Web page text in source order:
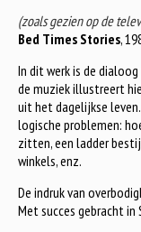
(zoals gezien op de
Bed Times Stories,
In dit werk is de
de muziek illustreert
uit het dagelijkse
logische problemen:
zitten, een ladder
winkels, enz.
De indruk van
Met succes gebracht in